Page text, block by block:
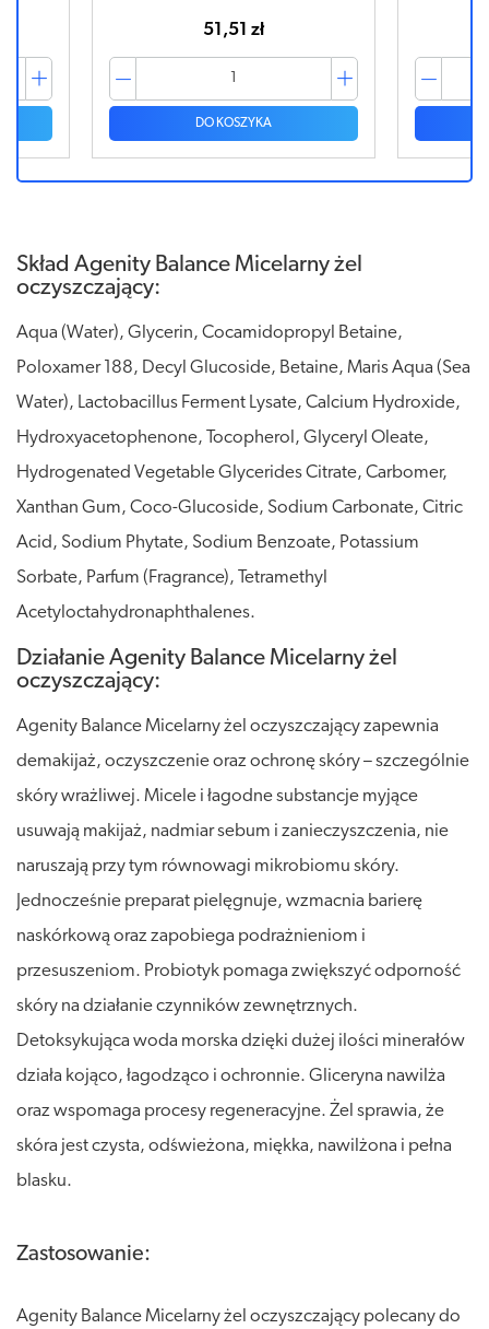
51,51 zł
DO KOSZYKA
Skład Agenity Balance Micelarny żel
oczyszczający:
Aqua (Water), Glycerin, Cocamidopropyl Betaine,
Poloxamer 188, Decyl Glucoside, Betaine, Maris Aqua (Sea
Water), Lactobacillus Ferment Lysate, Calcium Hydroxide,
Hydroxyacetophenone, Tocopherol, Glyceryl Oleate,
Hydrogenated Vegetable Glycerides Citrate, Carbomer,
Xanthan Gum, Coco-Glucoside, Sodium Carbonate, Citric
Acid, Sodium Phytate, Sodium Benzoate, Potassium
Sorbate, Parfum (Fragrance), Tetramethyl
Acetyloctahydronaphthalenes.
Działanie Agenity Balance Micelarny żel
oczyszczający:
Agenity Balance Micelarny żel oczyszczający zapewnia
demakijaż, oczyszczenie oraz ochronę skóry – szczególnie
skóry wrażliwej. Micele i łagodne substancje myjące
usuwają makijaż, nadmiar sebum i zanieczyszczenia, nie
naruszają przy tym równowagi mikrobiomu skóry.
Jednocześnie preparat pielęgnuje, wzmacnia barierę
naskórkową oraz zapobiega podrażnieniom i
przesuszeniom. Probiotyk pomaga zwiększyć odporność
skóry na działanie czynników zewnętrznych.
Detoksykująca woda morska dzięki dużej ilości minerałów
działa kojąco, łagodząco i ochronnie. Gliceryna nawilża
oraz wspomaga procesy regeneracyjne. Żel sprawia, że
skóra jest czysta, odświeżona, miękka, nawilżona i pełna
blasku.
Zastosowanie:
Agenity Balance Micelarny żel oczyszczający polecany do